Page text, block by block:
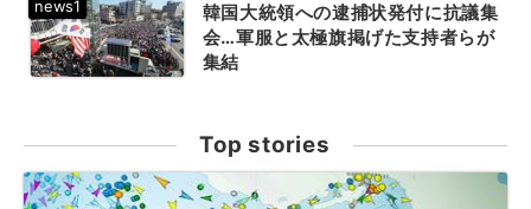
韓国大統領への逮捕状発付に抗議集
会…軍服と太極旗掲げた支持者らが
集結
Top stories